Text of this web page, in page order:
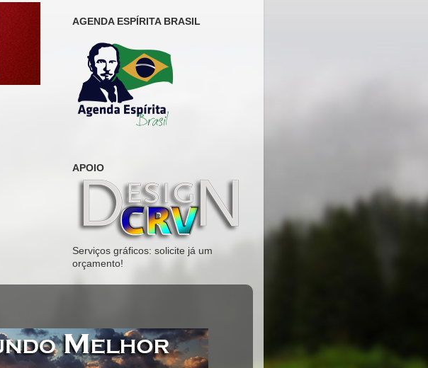
AGENDA ESPÍRITA BRASIL
APOIO
Serviços gráficos: solicite já um
orçamento!